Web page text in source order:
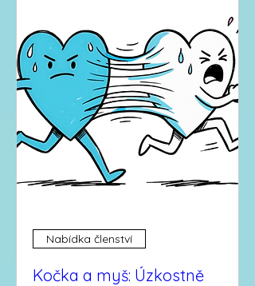
Nabídka členství
Kočka a myš: Úzkostně